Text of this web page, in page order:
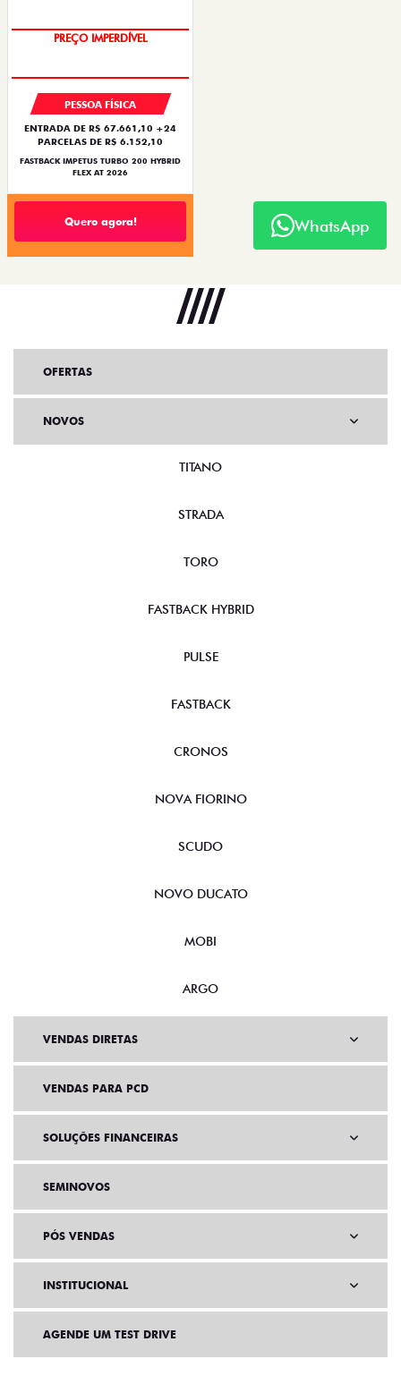
PESSOA FÍSICA
ENTRADA DE R$ 67.661,10 +24
PARCELAS DE R$ 6.152,10
FASTBACK IMPETUS TURBO 200 HYBRID
FLEX AT 2026
Quero agora! WhatsApp
OFERTAS
NOVOS
TITANO
STRADA
TORO
FASTBACK HYBRID
PULSE
FASTBACK
CRONOS
NOVA FIORINO
SCUDO
NOVO DUCATO
MOBI
ARGO
VENDAS DIRETAS
VENDAS PARA PCD
SOLUÇÕES FINANCEIRAS
SEMINOVOS
PÓS VENDAS
INSTITUCIONAL
AGENDE UM TEST DRIVE